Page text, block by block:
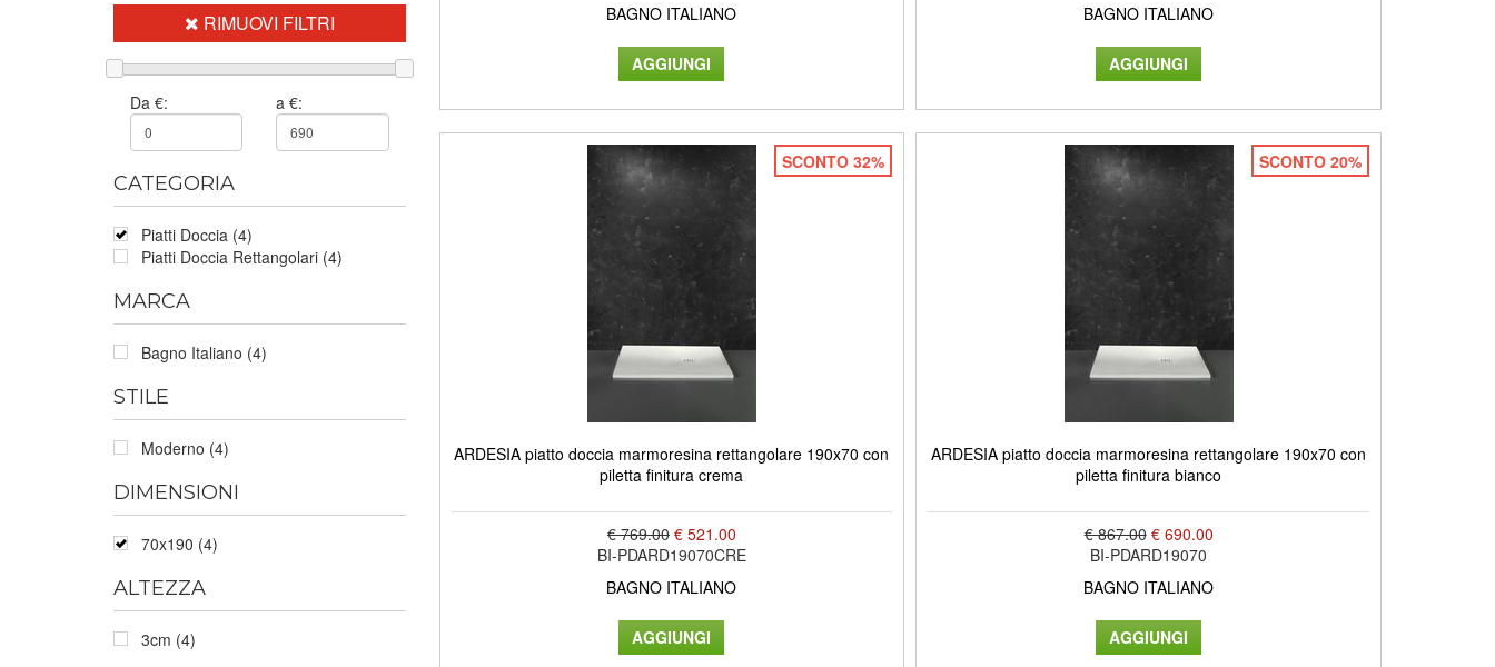
RIMUOVI FILTRI
Da €: a €:
CATEGORIA
Piatti Doccia (4)
Piatti Doccia Rettangolari (4)
MARCA
Bagno Italiano (4)
STILE
Moderno (4)
DIMENSIONI
70x190 (4)
ALTEZZA
3cm (4)
BAGNO ITALIANO
BAGNO ITALIANO
SCONTO 32%
ARDESIA piatto doccia marmoresina rettangolare 190x70 con
piletta finitura crema
€ 769.00 € 521.00
BI-PDARD19070CRE
BAGNO ITALIANO
SCONTO 20%
ARDESIA piatto doccia marmoresina rettangolare 190x70 con
piletta finitura bianco
€ 867.00 € 690.00
BI-PDARD19070
BAGNO ITALIANO